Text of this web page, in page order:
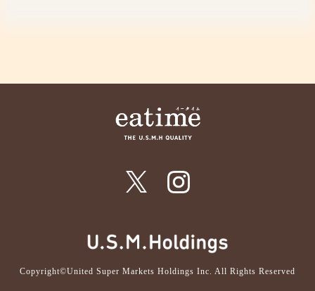
Copyright©United Super Markets Holdings Inc. All Rights Reserved